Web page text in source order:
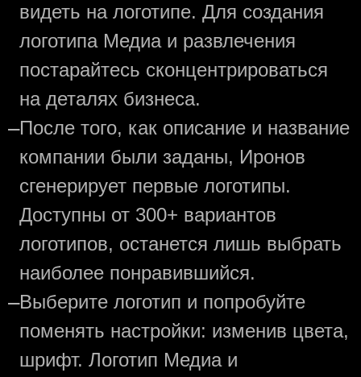
видеть на логотипе. Для создания
логотипа Медиа и развлечения
постарайтесь сконцентрироваться
на деталях бизнеса.
—После того, как описание и название
компании были заданы, Иронов
сгенерирует первые логотипы.
Доступны от 300+ вариантов
логотипов, останется лишь выбрать
наиболее понравившийся.
—Выберите логотип и попробуйте
поменять настройки: изменив цвета,
шрифт. Логотип Медиа и